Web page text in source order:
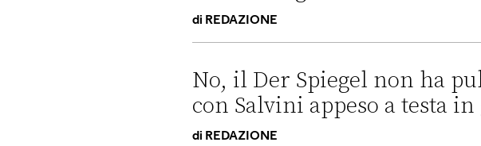
di REDAZIONE
No, il Der Spiegel non ha
con Salvini appeso a testa
di REDAZIONE